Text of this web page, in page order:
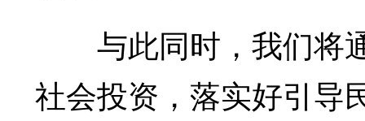
与此同时，我们将
社会投资，落实好引导